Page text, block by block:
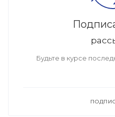
Будьте в курсе